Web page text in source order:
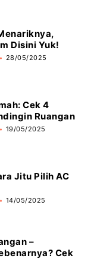
Disini Yuk!
28/05/2025
Cek 4
Ruangan
19/05/2025
Jitu Pilih AC
14/05/2025
–
Cek